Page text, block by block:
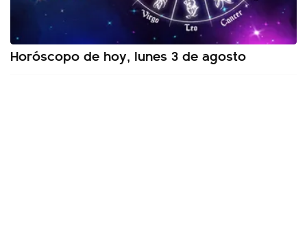
Horóscopo de hoy, lunes 3 de agosto